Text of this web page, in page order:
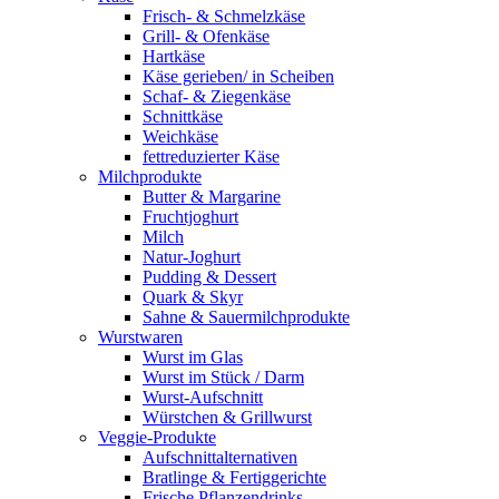
Frisch- & Schmelzkäse
Grill- & Ofenkäse
Hartkäse
Käse gerieben/ in Scheiben
Schaf- & Ziegenkäse
Schnittkäse
Weichkäse
fettreduzierter Käse
Milchprodukte
Butter & Margarine
Fruchtjoghurt
Milch
Natur-Joghurt
Pudding & Dessert
Quark & Skyr
Sahne & Sauermilchprodukte
Wurstwaren
Wurst im Glas
Wurst im Stück / Darm
Wurst-Aufschnitt
Würstchen & Grillwurst
Veggie-Produkte
Aufschnittalternativen
Bratlinge & Fertiggerichte